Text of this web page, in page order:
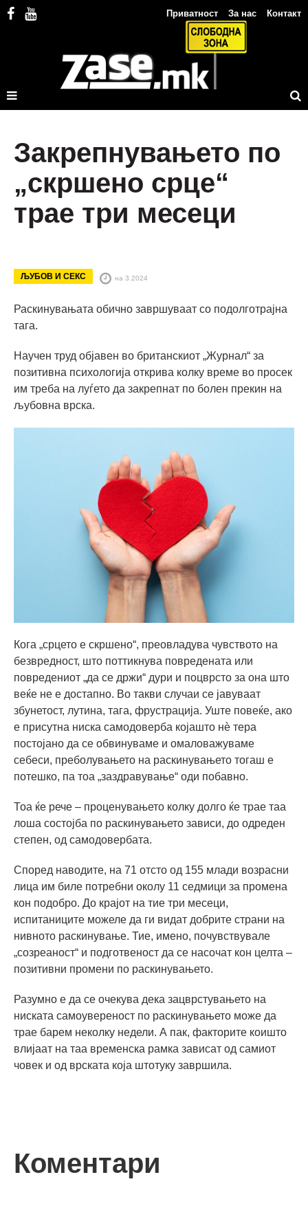
Приватност За нас Контакт
Закрепнувањето по
„скршено срце“
трае три месеци
ЉУБОВ И СЕКС на 3.2024
Раскинувањата oбично завршуваат со подолготрајна
тага.
Научен труд објавен во британскиот „Журнал“ за
позитивна психологија открива колку време во просек
им треба на луѓето да закрепнат по болен прекин на
љубовна врска.
Кога „срцето е скршено“, преовладува чувството на
безвредност, што поттикнува повредената или
повредениот „да се држи“ дури и поцврсто за она што
веќе не е достапно. Во такви случаи се јавуваат
збунетост, лутина, тага, фрустрација. Уште повеќе, ако
е присутна ниска самодоверба којашто нѐ тера
постојано да се обвинуваме и омаловажуваме
себеси, преболувањето на раскинувањето тогаш е
потешко, па тоа „заздравување“ оди побавно.
Тоа ќе рече – проценувањето колку долго ќе трае таа
лоша состојба по раскинувањето зависи, до одреден
степен, од самодовербата.
Според наводите, на 71 отсто од 155 млади возрасни
лица им биле потребни околу 11 седмици за промена
кон подобро. До крајот на тие три месеци,
испитаниците можеле да ги видат добрите страни на
нивното раскинување. Тие, имено, почувствувале
„созреаност“ и подготвеност да се насочат кон целта –
позитивни промени по раскинувањето.
Разумно е да се очекува дека зацврстувањето на
ниската самоувереност по раскинувањето може да
трае барем неколку недели. А пак, факторите коишто
влијаат на таа временска рамка зависат од самиот
човек и од врската која штотуку завршила.
Коментари